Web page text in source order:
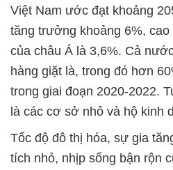
Việt Nam ước đạt khoảng
tăng trưởng khoảng 6%,
của châu Á là 3,6%. Cả
hàng giặt là, trong đó hơn
trong giai đoạn 2020-2022.
là các cơ sở nhỏ và hộ kinh
Tốc độ đô thị hóa, sự gia
tích nhỏ, nhịp sống bận rộn